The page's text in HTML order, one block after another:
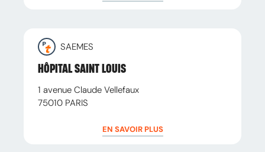
SAEMES
HÔPITAL SAINT LOUIS
1 avenue Claude Vellefaux
75010 PARIS
EN SAVOIR PLUS